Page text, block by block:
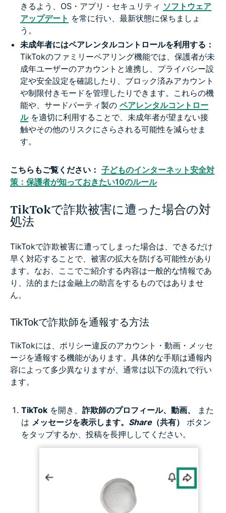
きるよう、OS・アプリ・セキュリティ ソフトウェア
アップデート を常に行い、最新状態に保ちましょ
う。
未成年者にはペアレンタルコントロールを利用する：
TikTokのファミリーペアリング機能では、保護者が未
成年ユーザーのアカウントと連携し、プライバシー設
定や安全設定を確認したり、ブロック済みアカウント
や制限付きモードを管理したりできます。これらの機
能や、サードパーティ製の ペアレンタルコントロー
ルを適切に利用することで、未成年者が望まない接
触やその他のリスクにさらされる可能性を減らせま
す。
こちらもご覧ください： 子どものインターネット安全対
策：保護者が知っておきたい10のルール
TikTokで詐欺被害に遭った場合の対
処法
TikTokで詐欺被害に遭ってしまった場合は、できるだけ
早く対応することで、被害の拡大を防げる可能性があり
ます。なお、ここでご紹介する内容は一般的な情報であ
り、法的または金融上の助言をするものではありませ
ん。
TikTokで詐欺師を通報する方法
TikTokには、ポリシー違反のアカウント・動画・メッセ
ージを通報する機能があります。具体的な手順は通報内
容によって多少異なりますが、通常は以下の流れで行い
ます。
TikTok を開き、 詐欺師のプロフィール、動画、
また
は メッセージを表示します。 Share（共有）
ボタン
をタップするか、投稿を長押ししてください。